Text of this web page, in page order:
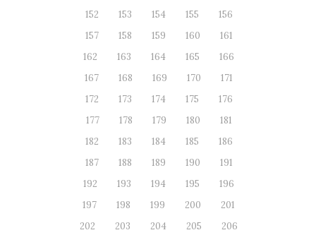
152
153 154 155
156
157
158 159 160
161
162
163 164 165
166
167
168 169 170
171
172
173 174 175
176
177
178 179 180
181
182
183 184 185
186
187
188 189 190
191
192
193 194 195
196
197
198 199 200
201
202
203 204 205
206